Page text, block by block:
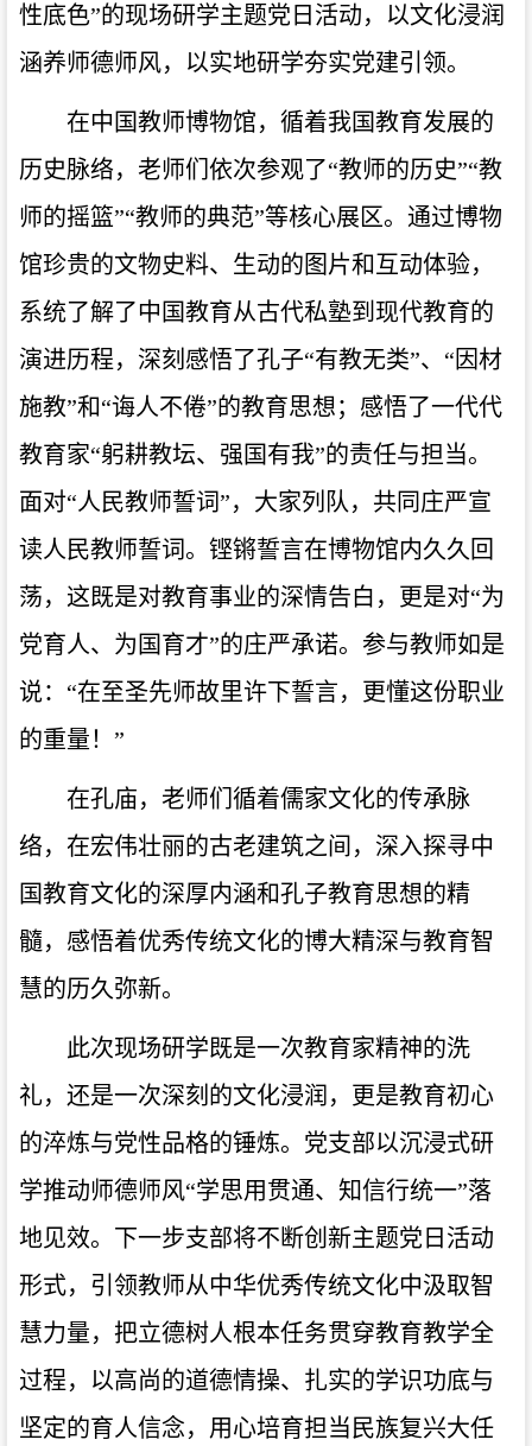
性底色”的现场研学主题党日活动，以文化浸润
涵养师德师风，以实地研学夯实党建引领。
在中国教师博物馆，循着我国教育发展的
历史脉络，老师们依次参观了“教师的历史”“教
师的摇篮”“教师的典范”等核心展区。通过博物
馆珍贵的文物史料、生动的图片和互动体验，
系统了解了中国教育从古代私塾到现代教育的
演进历程，深刻感悟了孔子“有教无类”、“因材
施教”和“诲人不倦”的教育思想；感悟了一代代
教育家“躬耕教坛、强国有我”的责任与担当。
面对“人民教师誓词”，大家列队，共同庄严宣
读人民教师誓词。铿锵誓言在博物馆内久久回
荡，这既是对教育事业的深情告白，更是对“为
党育人、为国育才”的庄严承诺。参与教师如是
说：“在至圣先师故里许下誓言，更懂这份职业
的重量！”
在孔庙，老师们循着儒家文化的传承脉
络，在宏伟壮丽的古老建筑之间，深入探寻中
国教育文化的深厚内涵和孔子教育思想的精
髓，感悟着优秀传统文化的博大精深与教育智
慧的历久弥新。
此次现场研学既是一次教育家精神的洗
礼，还是一次深刻的文化浸润，更是教育初心
的淬炼与党性品格的锤炼。党支部以沉浸式研
学推动师德师风“学思用贯通、知信行统一”落
地见效。下一步支部将不断创新主题党日活动
形式，引领教师从中华优秀传统文化中汲取智
慧力量，把立德树人根本任务贯穿教育教学全
过程，以高尚的道德情操、扎实的学识功底与
坚定的育人信念，用心培育担当民族复兴大任